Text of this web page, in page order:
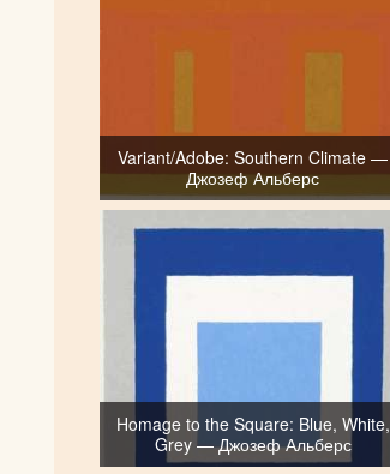
Variant/Adobe: Southern Climate —
Джозеф Альберс
Homage to the Square: Blue, White,
Grey — Джозеф Альберс